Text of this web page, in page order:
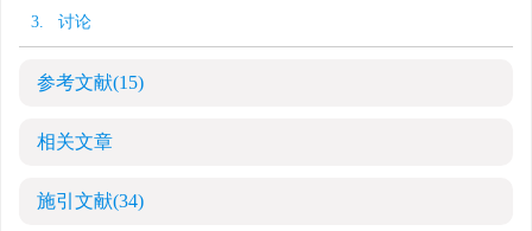
3. 讨论
参考文献(15)
相关文章
施引文献(34)